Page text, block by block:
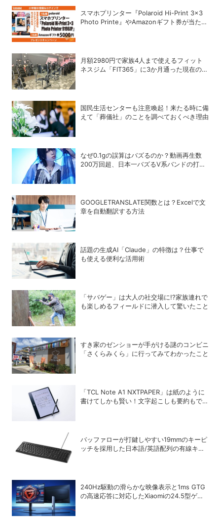
スマホプリンター『Polaroid Hi-Print 3×3
Photo Printe』やAmazonギフト券が当た
月額2980円で家族4人まで使えるフィット
ネスジム「FIT365」に3か月通った現在のリ
国民生活センターも注意喚起！来たる時に備
えて「葬儀社」のことを調べておくべき理由
なぜ0.1gの誤算はバズるのか？動画再生数
200万回超、日本一バズるV系バンドの打算
GOOGLETRANSLATE関数とは？Excelで文
章を自動翻訳する方法
話題の生成AI「Claude」の特徴は？仕事で
も使える便利な活用術
「サバゲー」は大人の社交場に!?家族連れで
も楽しめるフィールドに潜入して驚いたこと
すき家のゼンショーが手がける謎のコンビニ
「さくらみくら」に行ってみてわかったこと
「TCL Note A1 NXTPAPER」は紙のように
書けてしかも賢い！文字起こしも要約もでき
バッファローが打鍵しやすい19mmのキーピ
ッチを採用した日本語/英語配列の有線キー
240Hz駆動の滑らかな映像表示と1ms GTG
の高速応答に対応したXiaomiの24.5型ゲー